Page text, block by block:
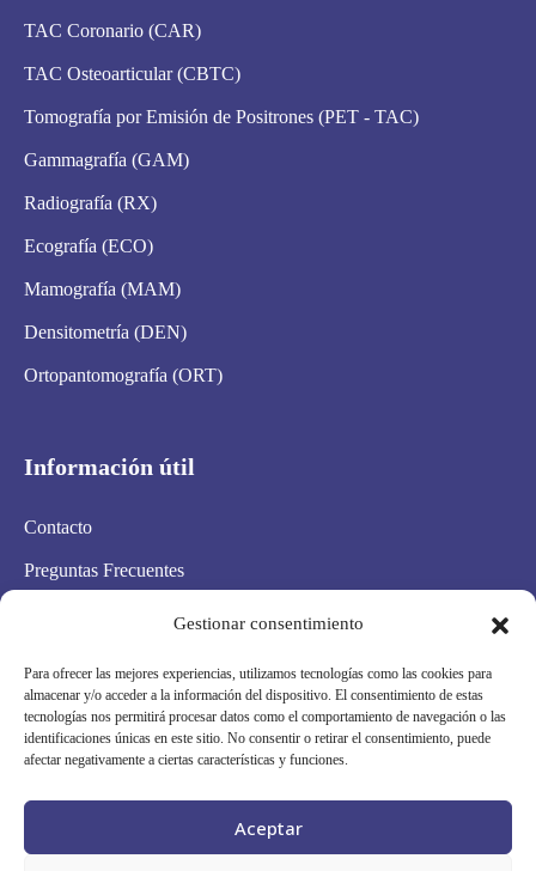
Gestionar consentimiento
Para ofrecer las mejores experiencias, utilizamos tecnologías como las cookies para
almacenar y/o acceder a la información del dispositivo. El consentimiento de estas
tecnologías nos permitirá procesar datos como el comportamiento de navegación o las
identificaciones únicas en este sitio. No consentir o retirar el consentimiento, puede
afectar negativamente a ciertas características y funciones.
Aceptar
TAC Coronario (CAR)
TAC Osteoarticular (CBTC)
Tomografía por Emisión de Positrones (PET - TAC)
Gammagrafía (GAM)
Radiografía (RX)
Ecografía (ECO)
Mamografía (MAM)
Densitometría (DEN)
Ortopantomografía (ORT)
Información útil
Contacto
Preguntas Frecuentes
Política de cookies
Condiciones Generales
Síguenos en redes